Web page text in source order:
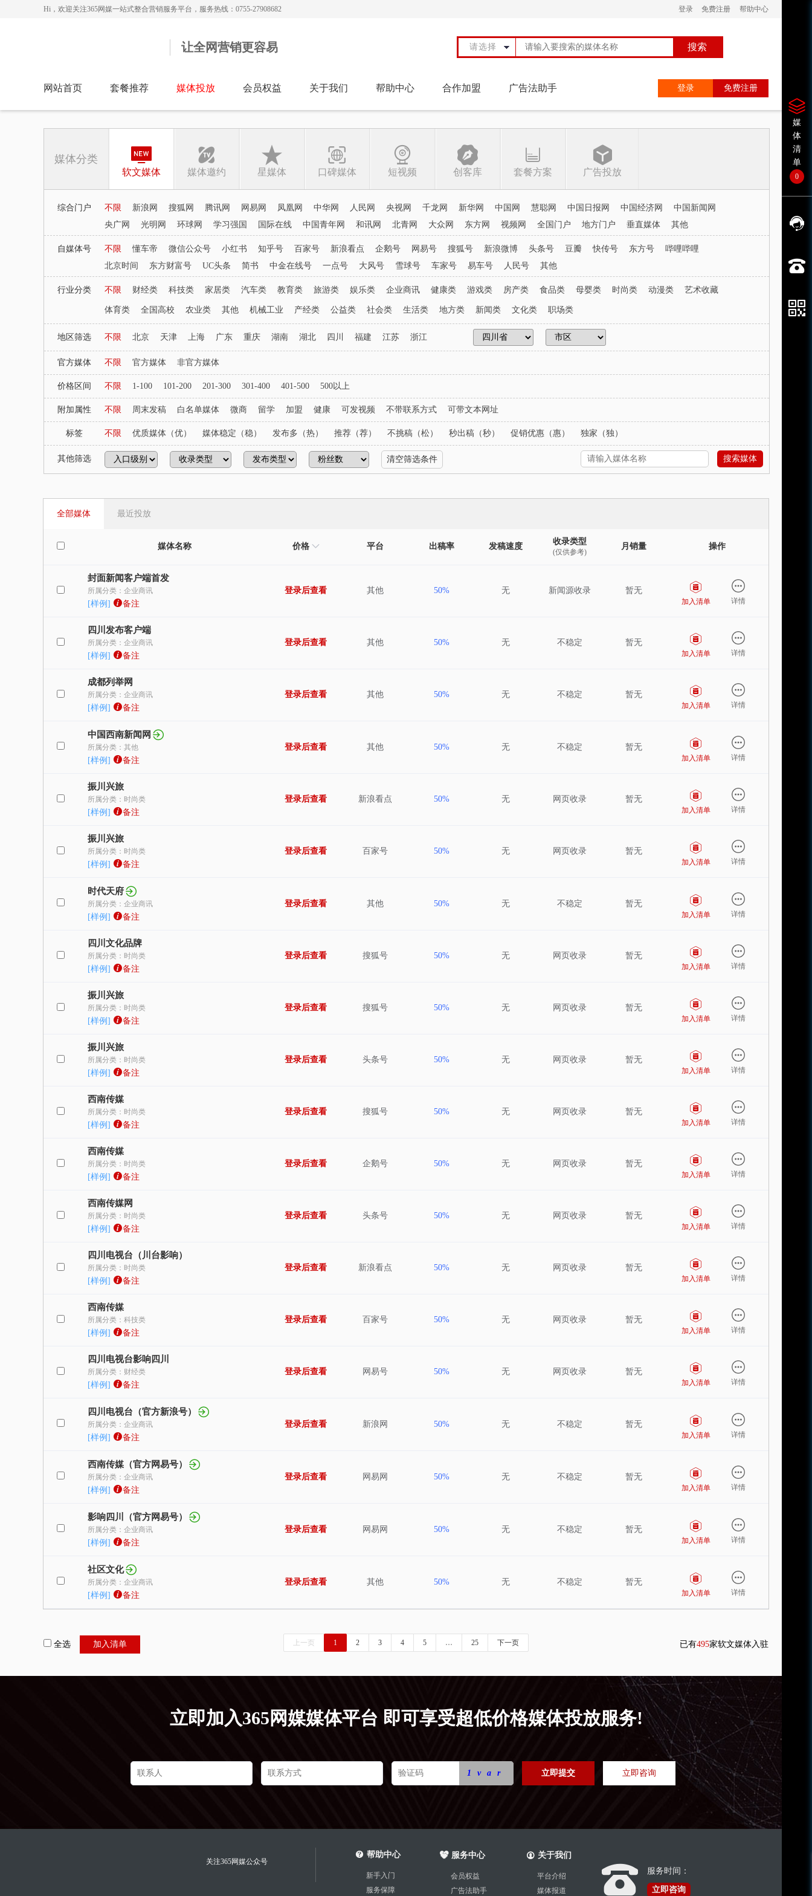
Hi，欢迎关注365网媒一站式整合营销服务平台，服务热线：0755-27908682 登录 免费注册 帮助中心
让全网营销更容易 请选择 搜索
网站首页 套餐推荐 媒体投放 会员权益 关于我们 帮助中心 合作加盟 广告法助手 登录 免费注册
媒体分类
软文媒体 媒体邀约 星媒体 口碑媒体 短视频 创客库 套餐方案 广告投放
综合门户 不限 新浪网 搜狐网 腾讯网 网易网 凤凰网 中华网 人民网 央视网 千龙网 新华网 中国网 慧聪网 中国日报网 中国经济网
中国新闻网
央广网
光明网 环球网 学习强国 国际在线 中国青年网 和讯网 北青网 大众网 东方网 视频网 全国门户 地方门户 垂直媒体 其他
自媒体号 不限 懂车帝 微信公众号 小红书 知乎号 百家号 新浪看点 企鹅号 网易号 搜狐号 新浪微博 头条号 豆瓣 快传号 东方号
哔哩哔哩
北京时间
东方财富号 UC头条 简书 中金在线号 一点号 大风号 雪球号 车家号 易车号 人民号 其他
行业分类 不限 财经类 科技类 家居类 汽车类 教育类 旅游类 娱乐类 企业商讯 健康类 游戏类 房产类 食品类 母婴类 时尚类 动漫类 艺术收藏
体育类 全国高校 农业类 其他 机械工业 产经类 公益类 社会类 生活类 地方类 新闻类 文化类 职场类
地区筛选 不限 北京 天津 上海 广东 重庆 湖南 湖北 四川 福建 江苏 浙江
官方媒体 不限 官方媒体 非官方媒体
价格区间 不限 1-100 101-200 201-300 301-400 401-500 500以上
附加属性 不限 周末发稿 白名单媒体 微商 留学 加盟 健康 可发视频 不带联系方式 可带文本网址
标签 不限 优质媒体（优） 媒体稳定（稳） 发布多（热） 推荐（荐） 不挑稿（松） 秒出稿（秒） 促销优惠（惠） 独家（独）
其他筛选 清空筛选条件 搜索媒体
全部媒体 最近投放
媒体名称 价格 平台 出稿率 发稿速度
收录类型
(仅供参考)
月销量 操作
封面新闻客户端首发
所属分类：企业商讯
[样例] 备注
登录后查看 其他 50% 无 新闻源收录 暂无
加入清单 详情
四川发布客户端
所属分类：企业商讯
[样例] 备注
登录后查看 其他 50% 无 不稳定 暂无
加入清单 详情
成都列举网
所属分类：企业商讯
[样例] 备注
登录后查看 其他 50% 无 不稳定 暂无
加入清单 详情
中国西南新闻网
所属分类：其他
[样例] 备注
登录后查看 其他 50% 无 不稳定 暂无
加入清单 详情
振川兴旅
所属分类：时尚类
[样例] 备注
登录后查看 新浪看点 50% 无 网页收录 暂无
加入清单 详情
振川兴旅
所属分类：时尚类
[样例] 备注
登录后查看 百家号 50% 无 网页收录 暂无
加入清单 详情
时代天府
所属分类：企业商讯
[样例] 备注
登录后查看 其他 50% 无 不稳定 暂无
加入清单 详情
四川文化品牌
所属分类：时尚类
[样例] 备注
登录后查看 搜狐号 50% 无 网页收录 暂无
加入清单 详情
振川兴旅
所属分类：时尚类
[样例] 备注
登录后查看 搜狐号 50% 无 网页收录 暂无
加入清单 详情
振川兴旅
所属分类：时尚类
[样例] 备注
登录后查看 头条号 50% 无 网页收录 暂无
加入清单 详情
西南传媒
所属分类：时尚类
[样例] 备注
登录后查看 搜狐号 50% 无 网页收录 暂无
加入清单 详情
西南传媒
所属分类：时尚类
[样例] 备注
登录后查看 企鹅号 50% 无 网页收录 暂无
加入清单 详情
西南传媒网
所属分类：时尚类
[样例] 备注
登录后查看 头条号 50% 无 网页收录 暂无
加入清单 详情
四川电视台（川台影响）
所属分类：时尚类
[样例] 备注
登录后查看 新浪看点 50% 无 网页收录 暂无
加入清单 详情
西南传媒
所属分类：科技类
[样例] 备注
登录后查看 百家号 50% 无 网页收录 暂无
加入清单 详情
四川电视台影响四川
所属分类：财经类
[样例] 备注
登录后查看 网易号 50% 无 网页收录 暂无
加入清单 详情
四川电视台（官方新浪号）
所属分类：企业商讯
[样例] 备注
登录后查看 新浪网 50% 无 不稳定 暂无
加入清单 详情
西南传媒（官方网易号）
所属分类：企业商讯
[样例] 备注
登录后查看 网易网 50% 无 不稳定 暂无
加入清单 详情
影响四川（官方网易号）
所属分类：企业商讯
[样例] 备注
登录后查看 网易网 50% 无 不稳定 暂无
加入清单 详情
社区文化
所属分类：企业商讯
[样例] 备注
登录后查看 其他 50% 无 不稳定 暂无
加入清单 详情
全选 加入清单 上一页 1 2 3 4 5 … 25 下一页 已有495家软文媒体入驻
立即加入365网媒媒体平台 即可享受超低价格媒体投放服务!
1var 立即提交 立即咨询
关注365网媒公众号
帮助中心
新手入门
服务保障
服务中心
会员权益
广告法助手
关于我们
平台介绍
媒体报道
服务时间：
立即咨询
媒
体
清
单
0